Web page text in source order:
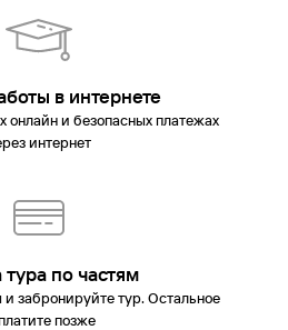
в интернете
онлайн и безопасных платежах
интернет
тура по частям
забронируйте тур. Остальное
позже